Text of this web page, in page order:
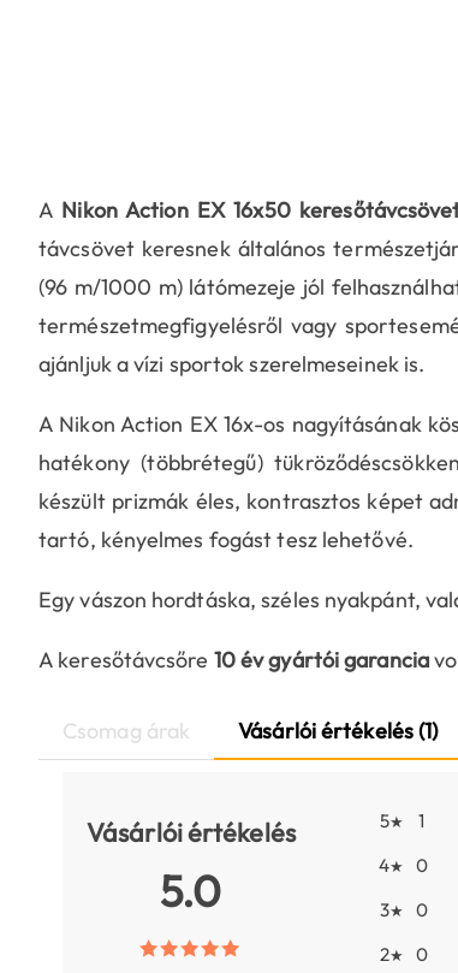
A Nikon Action EX 16x50
távcsövet keresnek általános
(96 m/1000 m) látómezeje jól
természetmegfigyelésről vagy
ajánljuk a vízi sportok szerelmeseinek is.
A Nikon Action EX 16x-os nagyításának
hatékony (többrétegű)
készült prizmák éles, kontrasztos képet
tartó, kényelmes fogást tesz lehetővé.
Egy vászon hordtáska, széles nyakpánt,
A keresőtávcsőre 10 év gyártói garancia
Csomag árak Vásárlói értékelés (1)
Vásárlói értékelés
5.0
5★
1
4★
0
3★
0
2★
0